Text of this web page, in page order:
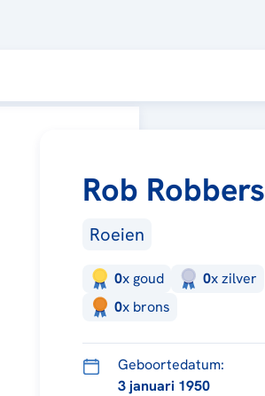
Rob Robbers
Roeien
0x goud 0xzilver
0x brons
Geboortedatum:
3 januari 1950